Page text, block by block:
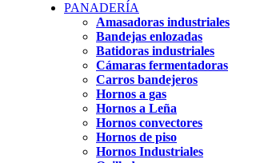
PANADERÍA
Amasadoras industriales
Bandejas enlozadas
Batidoras industriales
Cámaras fermentadoras
Carros bandejeros
Hornos a gas
Hornos a Leña
Hornos convectores
Hornos de piso
Hornos Industriales